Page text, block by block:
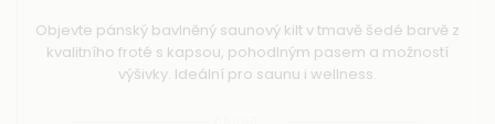
Objevte pánský bavlněný saunový kilt v tmavě šedé barvě z
kvalitního froté s kapsou, pohodlným pasem a možností
výšivky. Ideální pro saunu i wellness.